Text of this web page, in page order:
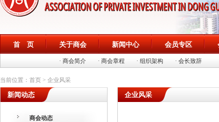
首 页 关于商会 新闻中心 会员专区
· 商会简介 · 商会章程 · 组织架构 · 会长致辞
当前位置：首页 > 企业风采
新闻动态
商会动态
企业风采